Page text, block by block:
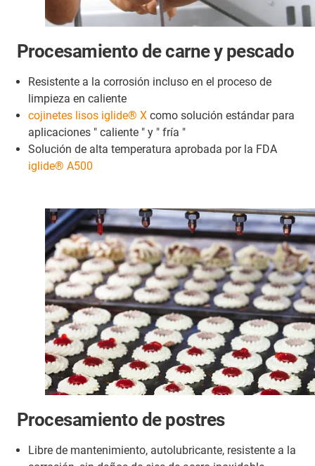
Procesamiento de carne y pescado
Resistente a la corrosión incluso en el proceso de
limpieza en caliente
cojinetes lisos iglide® X como solución estándar para
aplicaciones " caliente " y " fría "
Solución de alta temperatura aprobada por la FDA
iglide® A500
Procesamiento de postres
Libre de mantenimiento, autolubricante, resistente a la